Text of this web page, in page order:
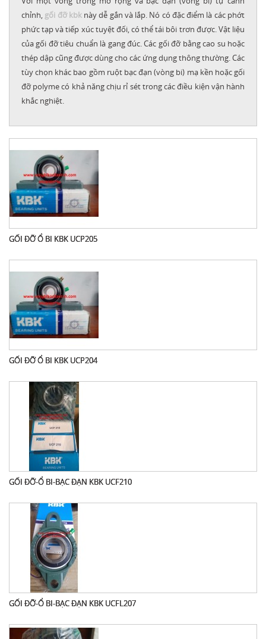
chỉnh, gối đỡ kbknày dễ gắn và lắp. Nó có đặc điểm là các phớt
phức tạp và tiếp xúc tuyệt đối, có thể tái bôi trơn được. Vật liệu
của gối đỡ tiêu chuẩn là gang đúc. Các gối đỡ bằng cao su hoặc
thép dập cũng được dùng cho các ứng dụng thông thường. Các
tùy chọn khác bao gồm ruột bạc đạn (vòng bi) mạ kền hoặc gối
đỡ polyme có khả năng chịu rỉ sét trong các điều kiện vận hành
khắc nghiệt.
GỐI ĐỠ Ổ BI KBK UCP205
GỐI ĐỠ Ổ BI KBK UCP204
GỐI ĐỠ-Ổ BI-BẠC ĐẠN KBK UCF210
GỐI ĐỠ-Ổ BI-BẠC ĐẠN KBK UCFL207